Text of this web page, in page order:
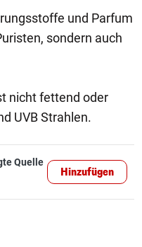
und Parfum
sondern auch
nicht fettend oder
UVB Strahlen.
Quelle
Hinzufügen